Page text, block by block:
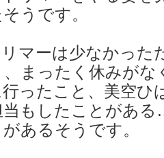
うです。
マーは少なかった
まったく休みがな
ったこと、美空ひ
もしたことがあ
あるそうです。